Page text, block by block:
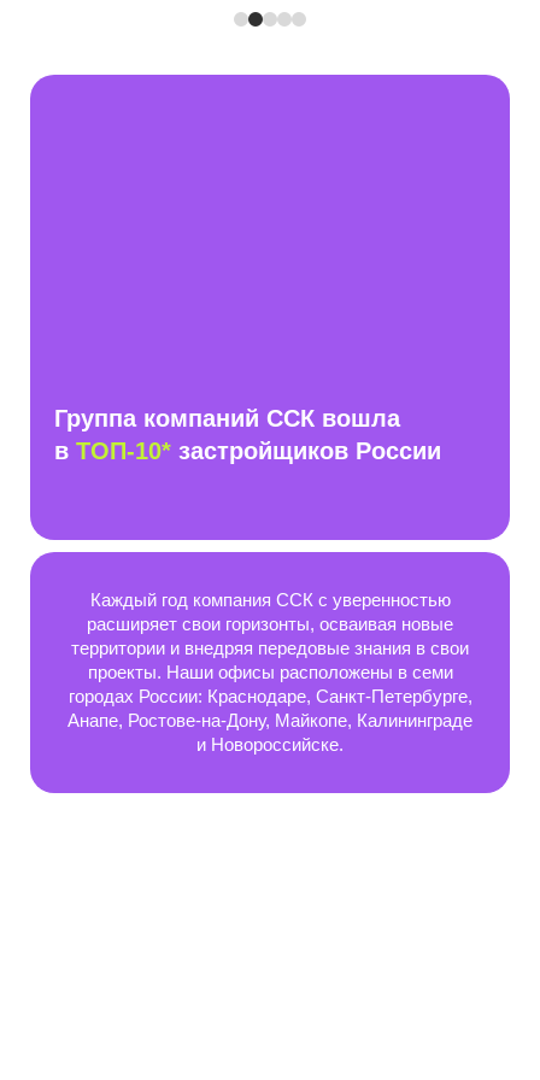
Группа компаний ССК вошла
в ТОП-10* застройщиков России
Каждый год компания ССК с уверенностью
расширяет свои горизонты, осваивая новые
территории и внедряя передовые знания в свои
проекты. Наши офисы расположены в семи
городах России: Краснодаре, Санкт‑Петербурге,
Анапе, Ростове‑на‑Дону, Майкопе, Калининграде
и Новороссийске.